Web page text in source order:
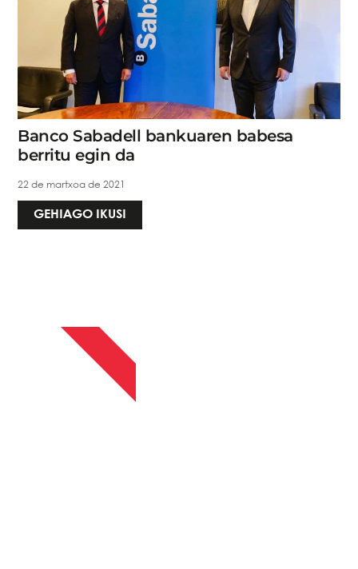
Banco Sabadell bankuaren babesa
berritu egin da
22 de martxoa de 2021
GEHIAGO IKUSI
APIRILAK 13